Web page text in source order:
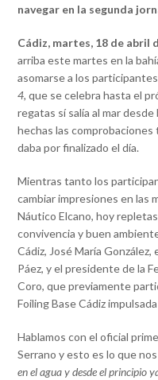
navegar en la segunda
Cádiz, martes, 18 de abril
arriba este martes en la
asomarse a los
4, que se celebra hasta el
regatas sí salía al mar
hechas las
daba por finalizado el día.
Mientras tanto los
cambiar impresiones en las
Náutico Elcano, hoy
convivencia y buen
Cádiz, José María
Páez, y el presidente de la
Coro, que previamente
Foiling Base Cádiz
Hablamos con el oficial
Serrano y esto es lo que nos
en el agua y desde el principio